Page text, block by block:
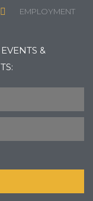
EMPLOYMENT
&